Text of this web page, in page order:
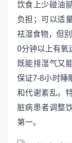
饮食上少碰油
负担；可以适
祛湿食物，但
0分钟以上有氧
既能排湿气又
保证7-8小时
和代谢紊乱。
脏病患者调整
第一。